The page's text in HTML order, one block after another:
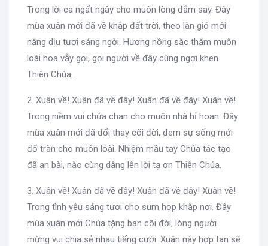
Trong lời ca ngất ngây cho muôn lòng đắm say. Đây
mùa xuân mới đã về khắp đất trời, theo làn gió mới
nắng dịu tươi sáng ngời. Hương nồng sắc thắm muôn
loài hoa vẫy gọi, gọi người về đây cùng ngợi khen
Thiên Chúa.
2. Xuân về! Xuân đã về đây! Xuân đã về đây! Xuân về!
Trong niềm vui chứa chan cho muôn nhà hỉ hoan. Đây
mùa xuân mới đã đổi thay cõi đời, đem sự sống mới
đổ tràn cho muôn loài. Nhiệm mầu tay Chúa tác tạo
đã an bài, nào cùng dâng lên lời tạ ơn Thiên Chúa.
3. Xuân về! Xuân đã về đây! Xuân đã về đây! Xuân về!
Trong tình yêu sáng tươi cho sum họp khắp nơi. Đây
mùa xuân mới Chúa tặng ban cõi đời, lòng người
mừng vui chia sẻ nhau tiếng cười. Xuân này hợp tan sẽ